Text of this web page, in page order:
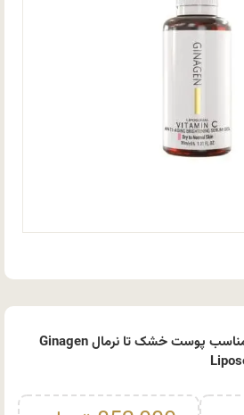
سرم ویتامین سی ژیناژن مناسب پوست خشک تا نرمال Ginagen